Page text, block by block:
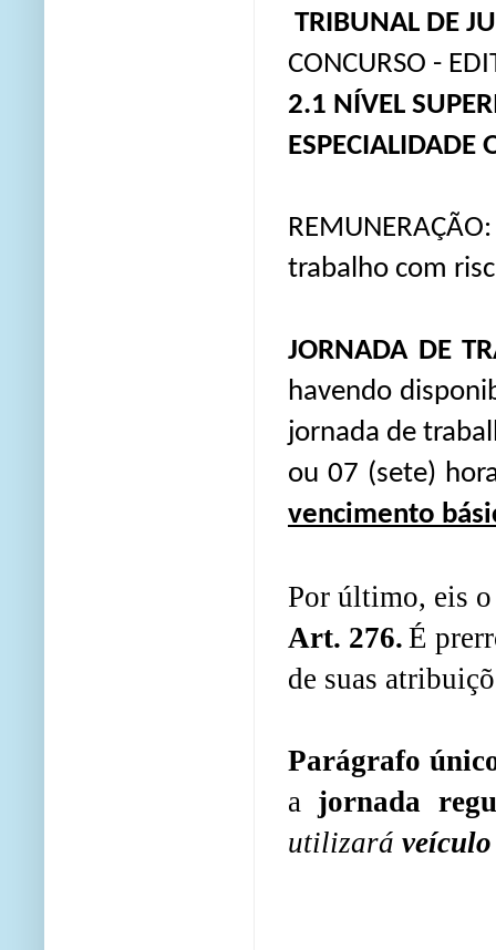
TRIBUNAL DE
CONCURSO -
2.1 NÍVEL
ESPECIALIDADE
trabalho com
JORNADA DE
havendo
jornada de
ou 07 (sete)
vencimento
Por último, eis
Art. 276. É
de suas
Parágrafo
a jornada
utilizará